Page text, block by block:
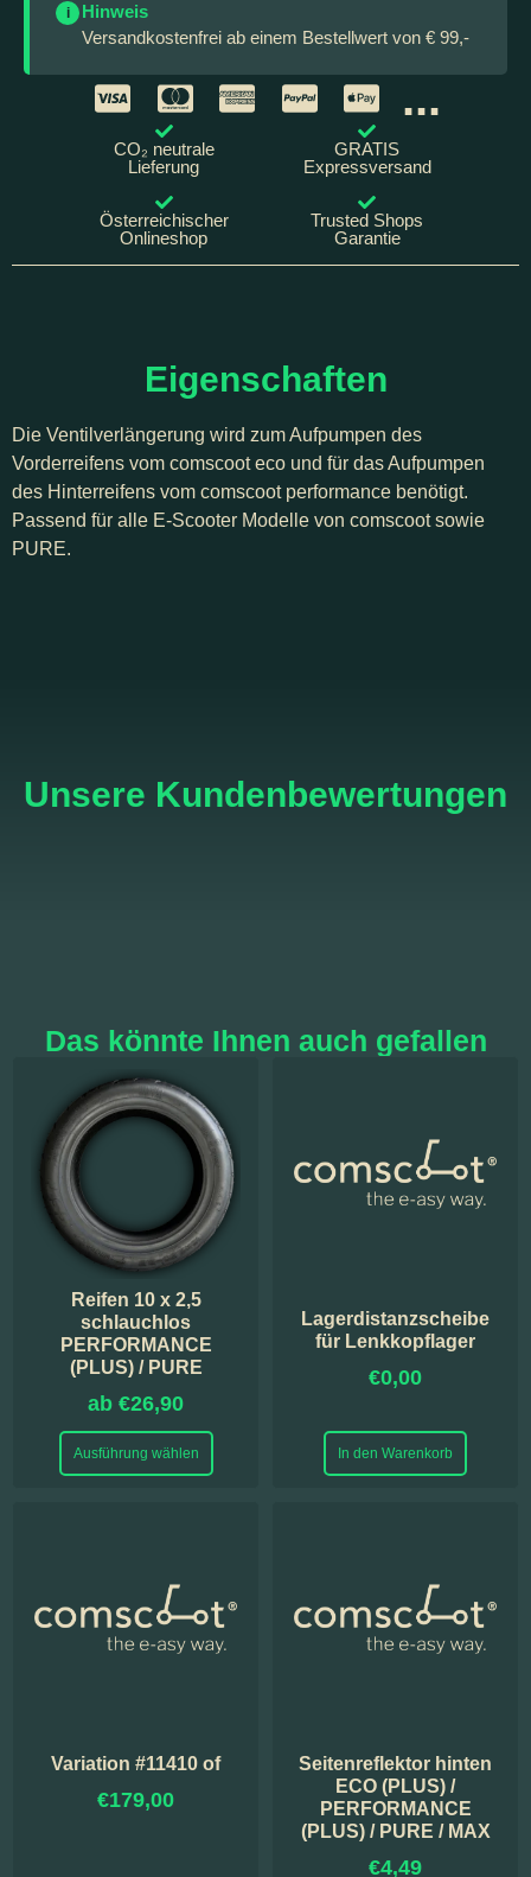
i
Hinweis
Versandkostenfrei ab einem Bestellwert von € 99,-
...
CO₂ neutrale
Lieferung
GRATIS
Expressversand
Österreichischer
Onlineshop
Trusted Shops
Garantie
Eigenschaften
Die Ventilverlängerung wird zum Aufpumpen des
Vorderreifens vom comscoot eco und für das Aufpumpen
des Hinterreifens vom comscoot performance benötigt.
Passend für alle E-Scooter Modelle von comscoot sowie
PURE.
Unsere Kundenbewertungen
Das könnte Ihnen auch gefallen
Reifen 10 x 2,5
schlauchlos
PERFORMANCE
(PLUS) / PURE
ab €26,90
Ausführung wählen
Lagerdistanzscheibe
für Lenkkopflager
€0,00
In den Warenkorb
Variation #11410 of
€179,00
Seitenreflektor hinten
ECO (PLUS) /
PERFORMANCE
(PLUS) / PURE / MAX
€4,49